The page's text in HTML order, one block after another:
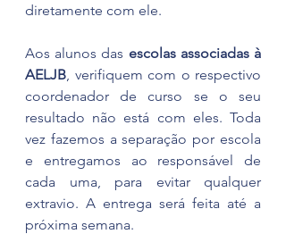
diretamente com ele.
Aos alunos das escolas associadas à
AELJB , verifiquem com o respectivo
coordenador de curso se o seu
resultado não está com eles. Toda
vez fazemos a separação por escola
e entregamos ao responsável de
cada uma, para evitar qualquer
extravio. A entrega será feita até a
próxima semana.